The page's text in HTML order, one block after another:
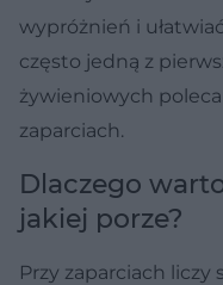
wypróżnień i
często jedną z
żywieniowych
zaparciach.
Dlaczego
jakiej porze?
Przy zaparciach